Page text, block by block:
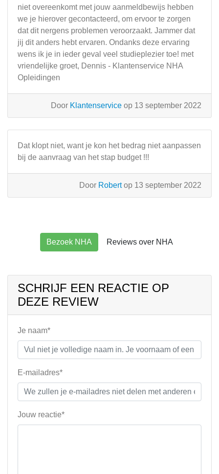
niet overeenkomt met jouw aanmeldbewijs hebben
we je hierover gecontacteerd, om ervoor te zorgen
dat dit nergens problemen veroorzaakt. Jammer dat
jij dit anders hebt ervaren. Ondanks deze ervaring
wens ik je in ieder geval veel studieplezier toe! met
vriendelijke groet, Dennis - Klantenservice NHA
Opleidingen
Door Klantenservice op 13 september 2022
Dat klopt niet, want je kon het bedrag niet aanpassen
bij de aanvraag van het stap budget !!!
Door Robertop 13 september 2022
Bezoek NHA Reviews over NHA
SCHRIJF EEN REACTIE OP
DEZE REVIEW
Je naam*
E-mailadres*
Jouw reactie*